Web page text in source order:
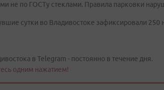
не по ГОСТу стеклами. Правила парковки
сутки во Владивостоке зафиксировали 250
в Telegram - постоянно в течение дня.
одним нажатием!